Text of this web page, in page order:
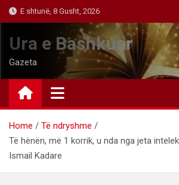
Skip
to
content
E shtunë, 8 Gusht, 2026
Ura e Bashkuar
Gazeta
Home
Të ndryshme
Të hënën, më 1 korrik, u nda nga jeta
Ismail Kadare